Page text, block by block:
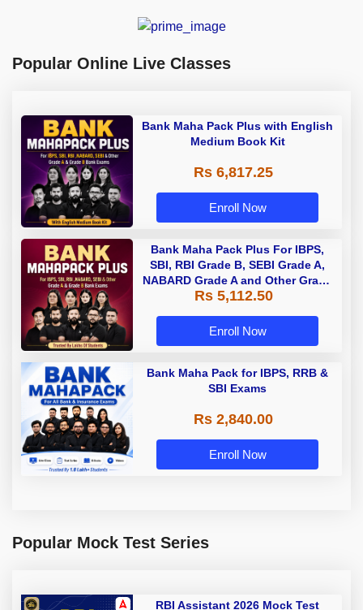
Popular Online Live Classes
Bank Maha Pack Plus with English
Medium Book Kit
Rs 6,817.25
Enroll Now
Bank Maha Pack Plus For IBPS,
SBI, RBI Grade B, SEBI Grade A,
NABARD Grade A and Other Grade
A & Grade B Bank Exams
Rs 5,112.50
Enroll Now
Bank Maha Pack for IBPS, RRB &
SBI Exams
Rs 2,840.00
Enroll Now
Popular Mock Test Series
RBI Assistant 2026 Mock Test